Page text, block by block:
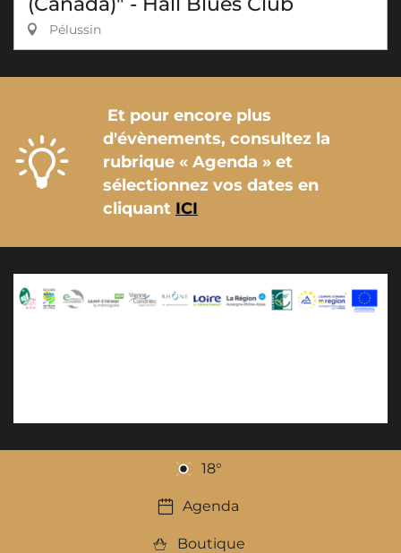
Pélussin
Et pour encore plus
d'évènements, consultez la
rubrique « Agenda » et
sélectionnez vos dates en
cliquant ICI
18°
Agenda
Boutique